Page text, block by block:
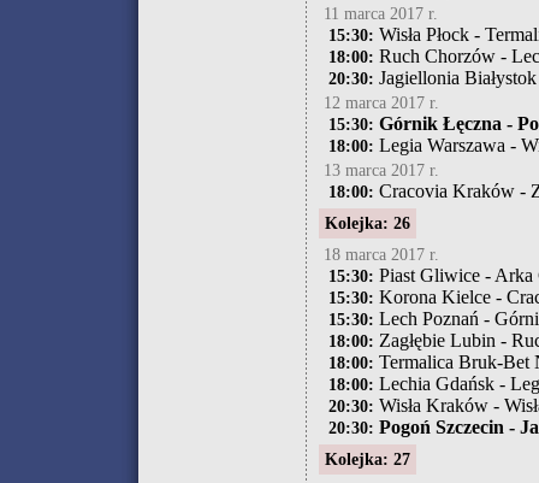
11 marca 2017 r.
15:30: Wisła Płock -
18:00: Ruch Chorzów -
20:30: Jagiellonia
12 marca 2017 r.
15:30: Górnik Łęczna -
18:00: Legia Warszawa -
13 marca 2017 r.
18:00: Cracovia Kraków -
Kolejka: 26
18 marca 2017 r.
15:30: Piast Gliwice - Arka
15:30: Korona Kielce -
15:30: Lech Poznań -
18:00: Zagłębie Lubin -
18:00: Termalica Bruk-Bet
18:00: Lechia Gdańsk -
20:30: Wisła Kraków -
20:30: Pogoń Szczecin -
Kolejka: 27